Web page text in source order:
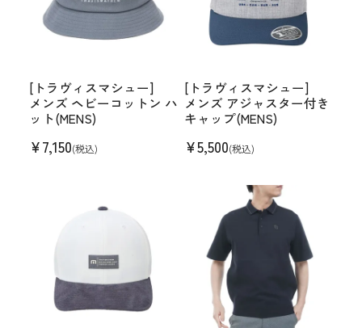
[トラヴィスマシュー]
メンズ ヘビーコットン ハ
ット(MENS)
¥7,150(税込)
[トラヴィスマシュー]
メンズ アジャスター付き
キャップ(MENS)
¥5,500(税込)